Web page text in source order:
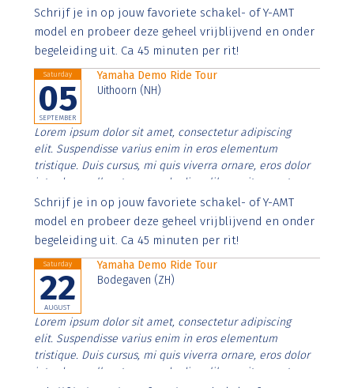
Aenean faucibus nibh et justo cursus id rutrum lorem
imperdiet. Nunc ut sem vitae risus tristique posuere.
Schrijf je in op jouw favoriete schakel- of Y-AMT
model en probeer deze geheel vrijblijvend en onder
begeleiding uit. Ca 45 minuten per rit!
Saturday
05
SEPTEMBER
Yamaha Demo Ride Tour
Uithoorn (NH)
Lorem ipsum dolor sit amet, consectetur adipiscing
elit. Suspendisse varius enim in eros elementum
tristique. Duis cursus, mi quis viverra ornare, eros dolor
interdum nulla, ut commodo diam libero vitae erat.
Aenean faucibus nibh et justo cursus id rutrum lorem
imperdiet. Nunc ut sem vitae risus tristique posuere.
Schrijf je in op jouw favoriete schakel- of Y-AMT
model en probeer deze geheel vrijblijvend en onder
begeleiding uit. Ca 45 minuten per rit!
Saturday
22
AUGUST
Yamaha Demo Ride Tour
Bodegaven (ZH)
Lorem ipsum dolor sit amet, consectetur adipiscing
elit. Suspendisse varius enim in eros elementum
tristique. Duis cursus, mi quis viverra ornare, eros dolor
interdum nulla, ut commodo diam libero vitae erat.